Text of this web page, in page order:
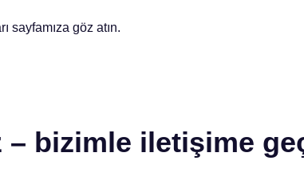
sayfamıza göz atın.
– bizimle iletişime